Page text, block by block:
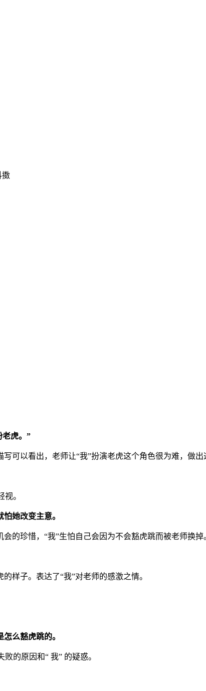
擞
老虎。”
可以看出，老师让“我”扮演老虎这个角色很为难，做
。
她改变主意。
的珍惜，“我”生怕自己会因为不会豁虎跳而被老师换掉
样子。表达了“我”对老师的感激之情。
么豁虎跳的。
的原因和“ 我” 的疑惑。